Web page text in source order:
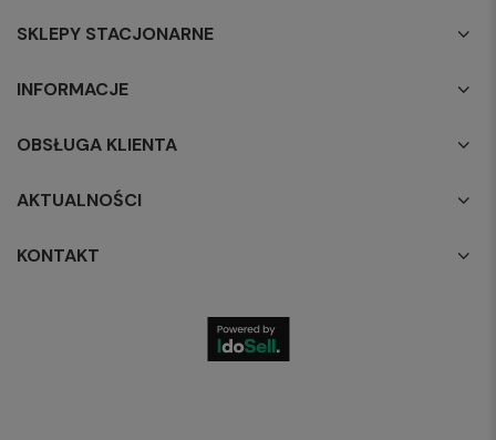
SKLEPY STACJONARNE
INFORMACJE
OBSŁUGA KLIENTA
AKTUALNOŚCI
KONTAKT